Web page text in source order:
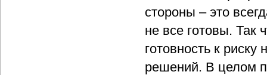
стороны – это
не все готовы. Так
готовность к
решений. В целом